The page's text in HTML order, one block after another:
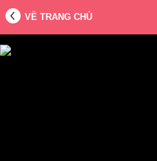
VỀ TRANG CHỦ